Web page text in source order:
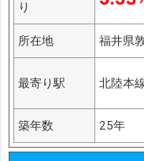
り
所在地 福井県
最寄り駅 北陸本
築年数 25年